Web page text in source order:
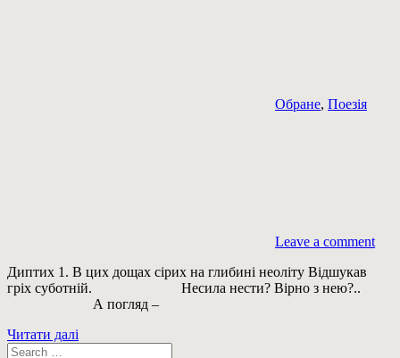
Обране, Поезія
Leave a comment
Диптих 1. В цих дощах сірих на глибині неоліту Відшукав
гріх суботній. Несила нести? Вірно з нею?..
А погляд –
Читати далі
Пошук: